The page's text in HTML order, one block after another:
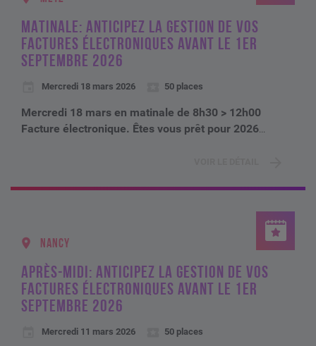
MATINALE: ANTICIPEZ LA GESTION DE VOS
FACTURES ÉLECTRONIQUES AVANT LE 1ER
SEPTEMBRE 2026
Mercredi 18 mars 2026 50 places
Mercredi 18 mars en matinale de 8h30 > 12h00
Facture électronique. Êtes vous prêt pour 2026
NANCY
APRÈS-MIDI: ANTICIPEZ LA GESTION DE VOS
FACTURES ÉLECTRONIQUES AVANT LE 1ER
SEPTEMBRE 2026
Mercredi 11 mars 2026 50 places